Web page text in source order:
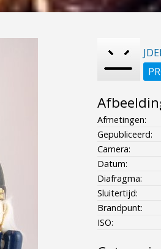
Afmetingen:
Gepubliceerd:
Camera:
Datum:
Diafragma:
Sluitertijd:
Brandpunt:
ISO: